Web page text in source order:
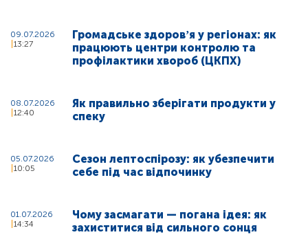
09.07.2026
13:27
Громадське здоровʼя у регіонах: як
працюють центри контролю та
профілактики хвороб (ЦКПХ)
08.07.2026
12:40
Як правильно зберігати продукти у
спеку
05.07.2026
10:05
Сезон лептоспірозу: як убезпечити
себе під час відпочинку
01.07.2026
14:34
Чому засмагати — погана ідея: як
захиститися від сильного сонця